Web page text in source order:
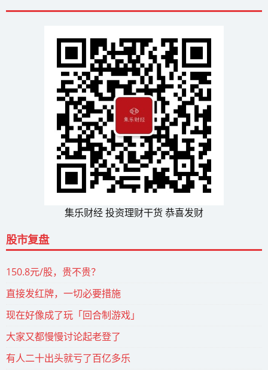
集乐财经 投资理财干货 恭喜发财
股市复盘
150.8元/股，贵不贵？
直接发红牌，一切必要措施
现在好像成了玩「回合制游戏」
大家又都慢慢讨论起老登了
有人二十出头就亏了百亿多乐